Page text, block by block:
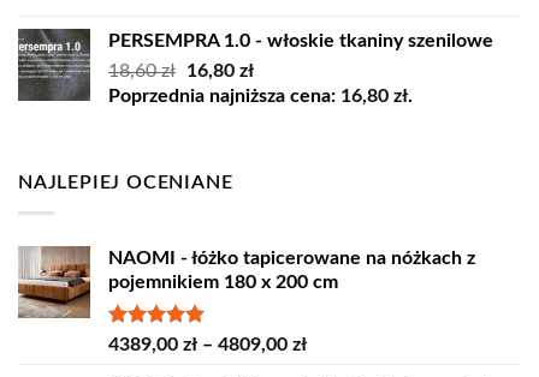
PERSEMPRA 1.0 - włoskie tkaniny szenilowe
18,60zł
Pierwotna
cena
16,80 złAktualna
cena
Poprzednia najniższa cena: 16,80 zł.
NAJLEPIEJ OCENIANE
NAOMI - łóżko tapicerowane na nóżkach z
pojemnikiem 180 x 200 cm
Oceniono
4389,00 zł – 4809,00 złZakres